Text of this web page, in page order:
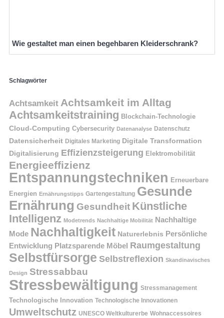
Wie gestaltet man einen begehbaren Kleiderschrank?
Schlagwörter
Achtsamkeit Achtsamkeit im Alltag
Achtsamkeitstraining Blockchain-Technologie
Cloud-Computing Cybersecurity Datenanalyse Datenschutz
Datensicherheit Digitales Marketing Digitale Transformation
Digitalisierung Effizienzsteigerung Elektromobilität
Energieeffizienz
Entspannungstechniken Erneuerbare
Energien Ernährungstipps Gartengestaltung Gesunde
Ernährung Gesundheit Künstliche
Intelligenz Modetrends Nachhaltige Mobilität Nachhaltige
Mode Nachhaltigkeit Naturerlebnis Persönliche
Entwicklung Platzsparende Möbel Raumgestaltung
Selbstfürsorge Selbstreflexion Skandinavisches
Design Stressabbau
Stressbewältigung Stressmanagement
Technologische Innovation Technologische Innovationen
Umweltschutz UNESCO Weltkulturerbe Wohnaccessoires